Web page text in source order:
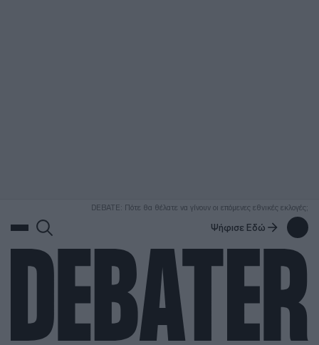
DEBATE: Πότε θα θέλατε να γίνουν οι επόμενες εθνικές εκλογές;
Ψήφισε Εδώ